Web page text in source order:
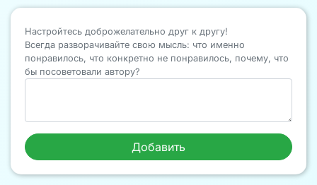
Настройтесь доброжелательно друг к другу!
Всегда разворачивайте свою мысль: что именно
понравилось, что конкретно не понравилось, почему, что
бы посоветовали автору?